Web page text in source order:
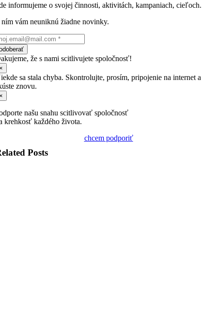
informujeme o svojej činnosti, aktivitách, kampaniach, cieľoch.
ním vám neuniknú žiadne novinky.
že s nami scitlivujete spoločnosť!
sa stala chyba. Skontrolujte, prosím, pripojenie na internet a
znovu.
našu snahu scitlivovať spoločnosť
krehkosť každého života.
chcem podporiť
Posts